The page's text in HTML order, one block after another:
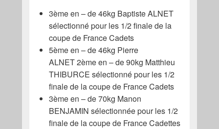
3ème en – de 46kg Baptiste ALNET
sélectionné pour les 1/2 finale de la
coupe de France Cadets
5ème en – de 46kg Pierre
ALNET 2ème en – de 90kg Matthieu
THIBURCE sélectionné pour les 1/2
finale de la coupe de France Cadets
3ème en – de 70kg Manon
BENJAMIN sélectionnée pour les 1/2
finale de la coupe de France Cadettes